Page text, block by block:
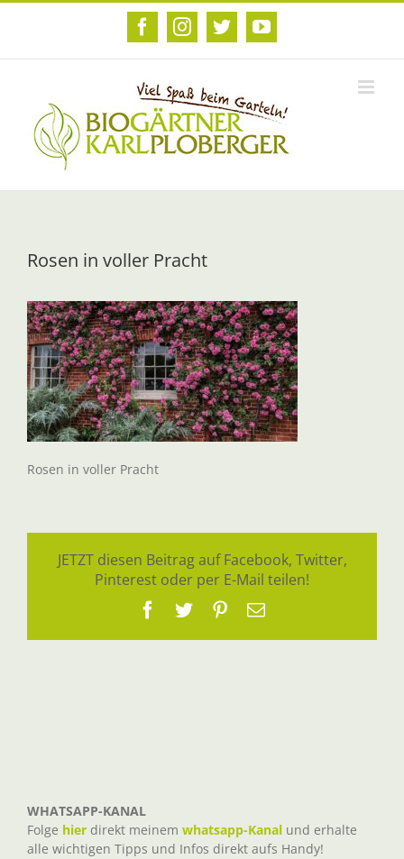
Zum
FacebookInstagram
TwitterYouTube
Rosen in voller Pracht
Rosen in voller Pracht
JETZT diesen Beitrag auf Facebook, Twitter,
Pinterest oder per E-Mail teilen!
Facebook
TwitterPinterest
E-
WHATSAPP-KANAL
Folge hier direkt meinem whatsapp-Kanal und erhalte
alle wichtigen Tipps und Infos direkt aufs Handy!